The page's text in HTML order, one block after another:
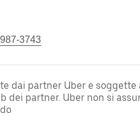
3743
dai partner Uber e soggette
dei partner. Uber non si